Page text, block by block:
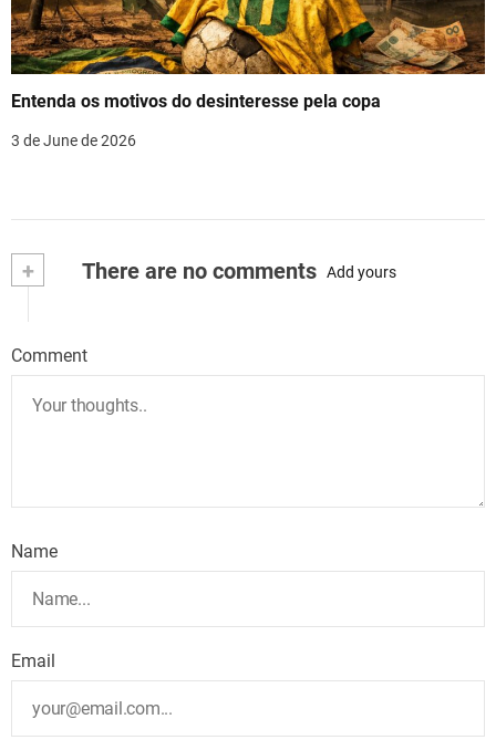
Entenda os motivos do desinteresse pela copa
3 de June de 2026
+ There are no comments Add yours
Comment
Name
Email